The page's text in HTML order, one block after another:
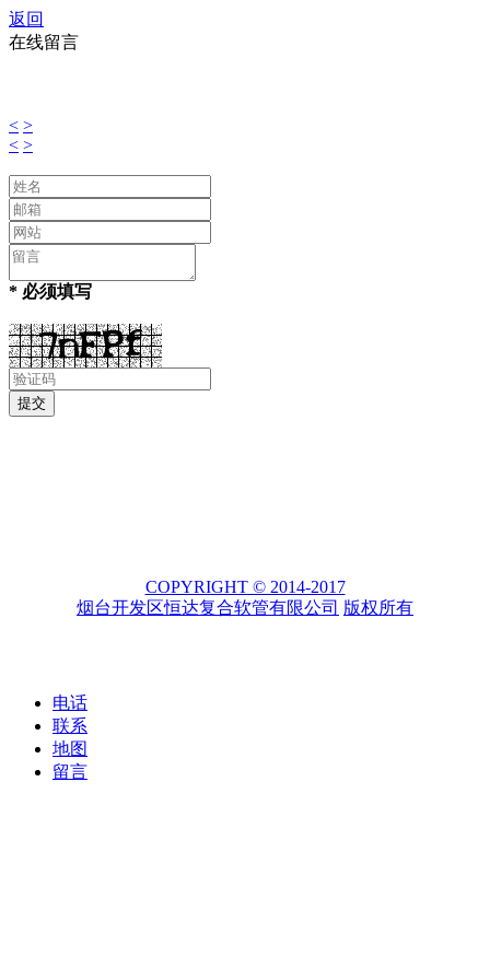
返回
在线留言
< >
< >
* 必须填写
COPYRIGHT © 2014-2017
烟台开发区恒达复合软管有限公司 版权所有
电话
联系
地图
留言